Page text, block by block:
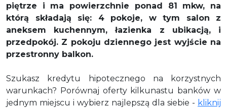
piętrze i ma powierzchnie ponad 81 mkw, na
którą składają się: 4 pokoje, w tym salon z
aneksem kuchennym, łazienka z ubikacją, i
przedpokój. Z pokoju dziennego jest wyjście na
przestronny balkon.
Szukasz kredytu hipotecznego na korzystnych
warunkach? Porównaj oferty kilkunastu banków w
jednym miejscu i wybierz najlepszą dla siebie - kliknij